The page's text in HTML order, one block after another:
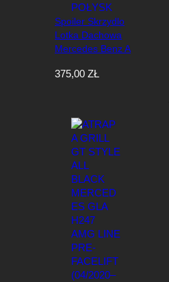
Spoiler Skrzydlo
Lotka Dachowa
Mercedes Benz A
(2012–2018) A45
375,00 ZŁ